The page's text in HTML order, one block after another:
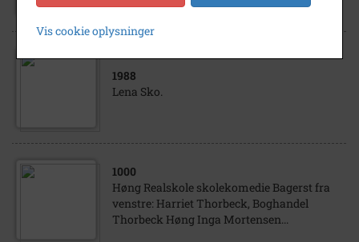
1988
Lena Sko.
1000
Høng Realskole skolekomedie Bagerst fra
venstre: Harriet Thorbeck, Boghandel
Thorbeck Høng Inga Mortensen...
Vis cookie oplysninger